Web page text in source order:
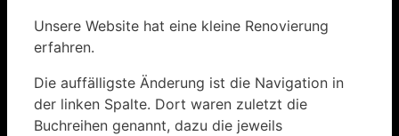
Unsere Website hat eine kleine Renovierung
erfahren.
Die auffälligste Änderung ist die Navigation in
der linken Spalte. Dort waren zuletzt die
Buchreihen genannt, dazu die jeweils